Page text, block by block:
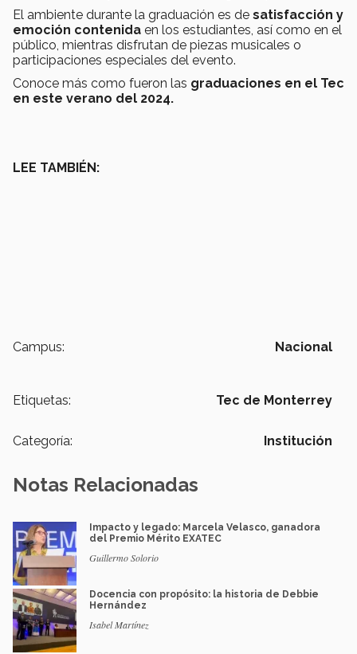
El ambiente durante la graduación es de satisfacción y
emoción contenida en los estudiantes, así como en el
público, mientras disfrutan de piezas musicales o
participaciones especiales del evento.
Conoce más como fueron las graduaciones en el Tec
en este verano del 2024.
LEE TAMBIÉN:
Campus: Nacional
Etiquetas: Tec de Monterrey
Categoría: Institución
Notas Relacionadas
Impacto y legado: Marcela Velasco, ganadora
del Premio Mérito EXATEC
Guillermo Solorio
Docencia con propósito: la historia de Debbie
Hernández
Isabel Martínez